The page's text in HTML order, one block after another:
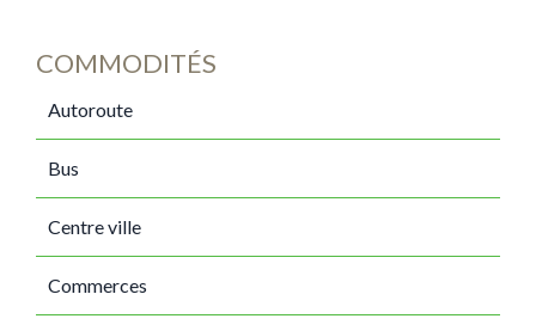
COMMODITÉS
Autoroute
Bus
Centre ville
Commerces